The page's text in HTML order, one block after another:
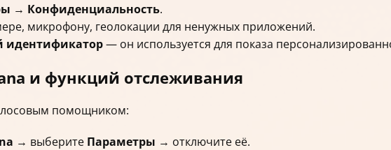
→ Конфиденциальность.
микрофону, геолокации для ненужных приложений.
идентификатор— он используется для показа
и функций отслеживания
помощником:
→ выберите Параметры → отключите её.